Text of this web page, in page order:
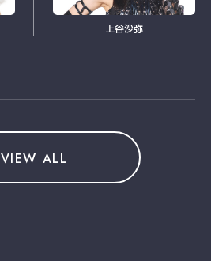
上谷沙弥
VIEW ALL